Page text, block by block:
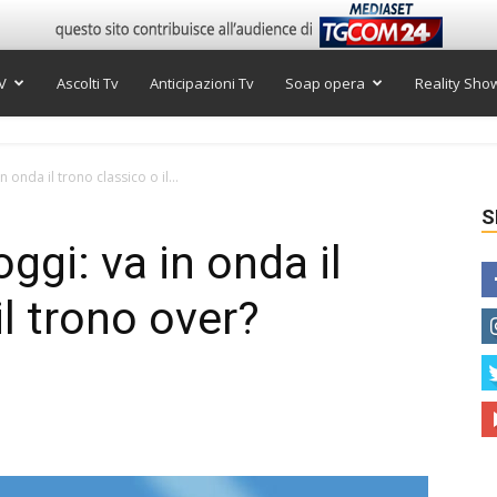
Ascolti Tv Anticipazioni Tv Soap opera Reality
onda il trono classico o il...
va in onda il
trono over?